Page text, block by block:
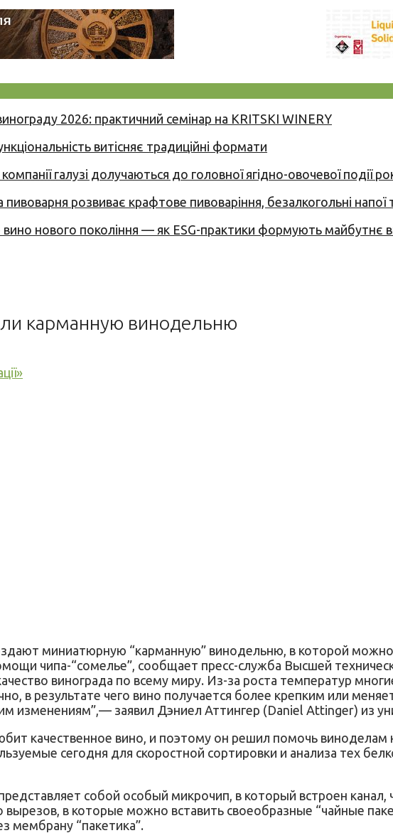
2026: практичний семінар на KRITSKI WINERY
витісняє традиційні формати
галузі долучаються до головної ягідно-овочевої події
розвиває крафтове пивоваріння, безалкогольні напої
вино нового покоління — як ESG-практики формують майбутнє
карманную винодельню
миниатюрную “карманную” винодельню, в которой можно
чипа-“сомелье”, сообщает пресс-служба Высшей
винограда по всему миру. Из-за роста температур
в результате чего вино получается более крепким или
изменениям”,— заявил Дэниел Аттингер (Daniel Attinger) из
качественное вино, и поэтому он решил помочь виноделам
сегодня для скоростной сортировки и анализа тех
собой особый микрочип, в который встроен
вырезов, в которые можно вставить своеобразные “чайные
мембрану “пакетика”.